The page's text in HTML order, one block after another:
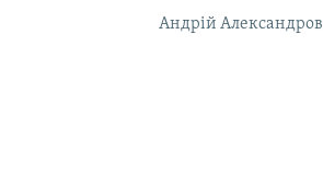
Андрій Александров